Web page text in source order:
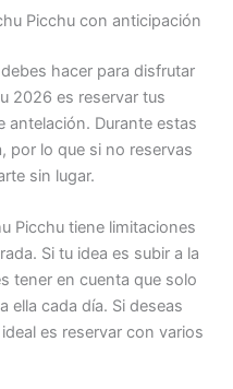
Picchu con anticipación
hacer para disfrutar
2026 es reservar tus
Durante estas
por lo que si no reservas
sin lugar.
Picchu tiene limitaciones
Si tu idea es subir a la
tener en cuenta que solo
ella cada día. Si deseas
es reservar con varios